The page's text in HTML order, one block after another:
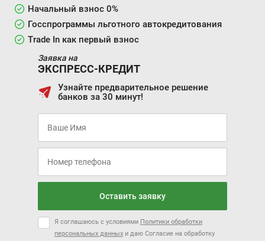
Начальный взнос 0%
Госспрограммы льготного автокредитования
Trade In как первый взнос
Заявка на
ЭКСПРЕСС-КРЕДИТ
Узнайте предварительное решение
банков за 30 минут!
Оставить заявку
Я соглашаюсь с условиями Политики обработки
персональных данных и даю Согласие на обработку